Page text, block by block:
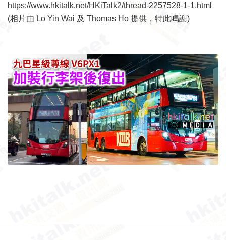
https://www.hkitalk.net/HKiTalk2/thread-2257528-1-1.html
(相片由 Lo Yin Wai 及 Thomas Ho 提供，特此鳴謝)